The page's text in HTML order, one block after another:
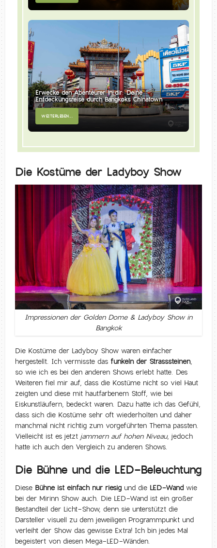
Erwecke den Abenteurer in dir: Deine
Entdeckungsreise durch Bangkoks Chinatown
WEITERLESEN...
Die Kostüme der Ladyboy Show
Impressionen der Golden Dome & Ladyboy Show in
Bangkok
Die Kostüme der Ladyboy Show waren einfacher
hergestellt. Ich vermisste dasfunkeln der Strasssteinen,
so wie ich es bei den anderen Shows erlebt hatte. Des
Weiteren fiel mir auf, dass die Kostüme nicht so viel Haut
zeigten und diese mit hautfarbenem Stoff, wie bei
Eiskunstläufern, bedeckt waren. Dazu hatte ich das Gefühl,
dass sich die Kostüme sehr oft wiederholten und daher
manchmal nicht richtig zum vorgeführten Thema passten.
Vielleicht ist es jetzt jammern auf hohen Niveau, jedoch
hatte ich auch den Vergleich zu anderen Shows.
Die Bühne und die LED-Beleuchtung
Diese Bühne ist einfach nur riesig und die LED-Wand wie
bei der Mirinn Show auch. Die LED-Wand ist ein großer
Bestandteil der Licht-Show, denn sie unterstützt die
Darsteller visuell zu dem jeweiligen Programmpunkt und
verleiht der Show das gewisse Extra! Ich bin jedes Mal
begeistert von diesen Mega-LED-Wänden.